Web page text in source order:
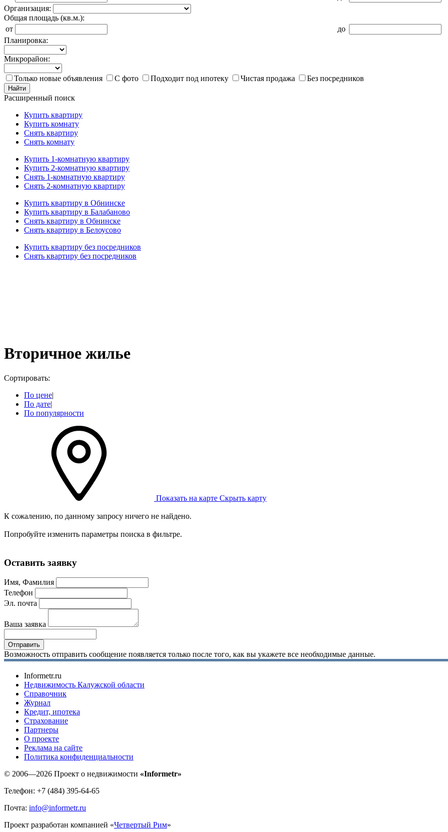
Организация:
Общая площадь (кв.м.):
от
до
Планировка:
Микрорайон:
Только новые объявления С фото Подходит под ипотеку Чистая продажа Без посредников
Найти
Расширенный поиск
Купить квартиру
Купить комнату
Снять квартиру
Снять комнату
Купить 1-комнатную квартиру
Купить 2-комнатную квартиру
Снять 1-комнатную квартиру
Снять 2-комнатную квартиру
Купить квартиру в Обнинске
Купить квартиру в Балабаново
Снять квартиру в Обнинске
Снять квартиру в Белоусово
Купить квартиру без посредников
Снять квартиру без посредников
Вторичное жилье
Сортировать:
По цене|
По дате|
По популярности
Показать на карте Скрыть карту
К сожалению, по данному запросу ничего не найдено.
Попробуйте изменить параметры поиска в фильтре.
Оставить заявку
Имя, Фамилия
Телефон
Эл. почта
Ваша заявка
Возможность отправить сообщение появляется только после того, как вы укажете все необходимые данные.
Informetr.ru
Недвижимость Калужской области
Справочник
Журнал
Кредит, ипотека
Страхование
Партнеры
O проекте
Реклама на сайте
Политика конфиденциальности
© 2006—2026 Проект о недвижимости «Informetr»
Телефон: +7 (484) 395-64-65
Почта: info@informetr.ru
Проект разработан компанией «Четвертый Рим»